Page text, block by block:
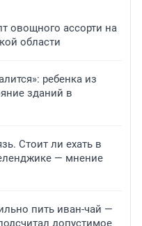
овощного ассорти на
области
ребенка из
зданий в
Стоит ли ехать в
— мнение
пить иван-чай —
допустимое